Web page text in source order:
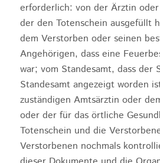
erforderlich: von der Ärztin
der den Totenschein ausgefüllt
dem Verstorben oder seinen
Angehörigen, dass eine
war; vom Standesamt, dass der
Standesamt angezeigt worden
zuständigen Amtsärztin oder
oder der für das örtliche
Totenschein und die
Verstorbenen nochmals